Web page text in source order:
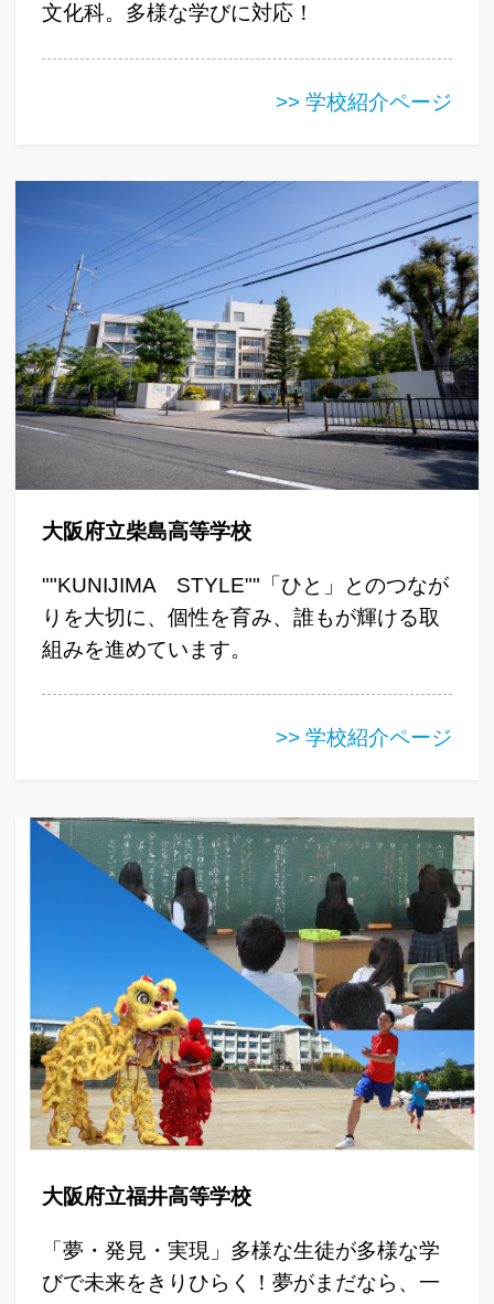
文化科。多様な学びに対応！
>> 学校紹介ページ
大阪府立柴島高等学校
""KUNIJIMA STYLE""「ひと」とのつなが
りを大切に、個性を育み、誰もが輝ける取
組みを進めています。
>> 学校紹介ページ
大阪府立福井高等学校
「夢・発見・実現」多様な生徒が多様な学
びで未来をきりひらく！夢がまだなら、一